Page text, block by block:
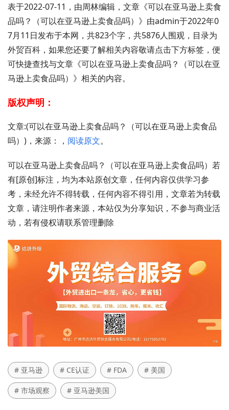
表于2022-07-11，由周林编辑，文章《可以在亚马逊上卖食
品吗？（可以在亚马逊上卖食品吗）》由admin于2022年0
7月11日发布于本网，共823个字，共5876人围观，目录为
外贸百科，如果您还要了解相关内容敬请点击下方标签，便
可快捷查找与文章《可以在亚马逊上卖食品吗？（可以在亚
马逊上卖食品吗）》相关的内容。
版权声明：
文章:(可以在亚马逊上卖食品吗？（可以在亚马逊上卖食品
吗）)，来源：， 阅读原文。
可以在亚马逊上卖食品吗？（可以在亚马逊上卖食品吗）若
有[原创]标注，均为本站原创文章，任何内容仅供学习参
考，未经允许不得转载，任何内容不得引用，文章若为转载
文章，请注明作者来源，本站仅为分享知识，不参与商业活
动，若有侵权请联系管理删除
# 亚马逊 # CE认证 # FDA # 美国
# 市场观察 # 亚马逊美国